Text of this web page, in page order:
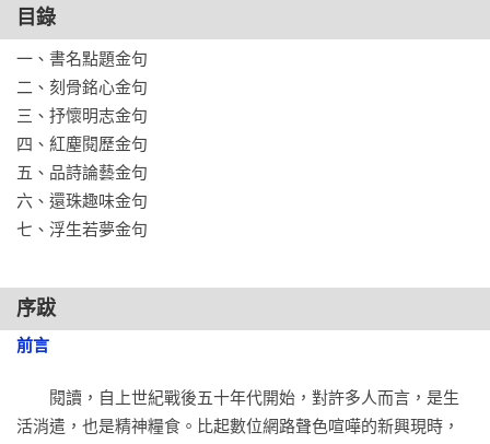
目錄
一、書名點題金句
二、刻骨銘心金句
三、抒懷明志金句
四、紅塵閱歷金句
五、品詩論藝金句
六、還珠趣味金句
七、浮生若夢金句
序跋
前言
閱讀，自上世紀戰後五十年代開始，對許多人而言，是生
活消遣，也是精神糧食。比起數位網路聲色喧嘩的新興現時，